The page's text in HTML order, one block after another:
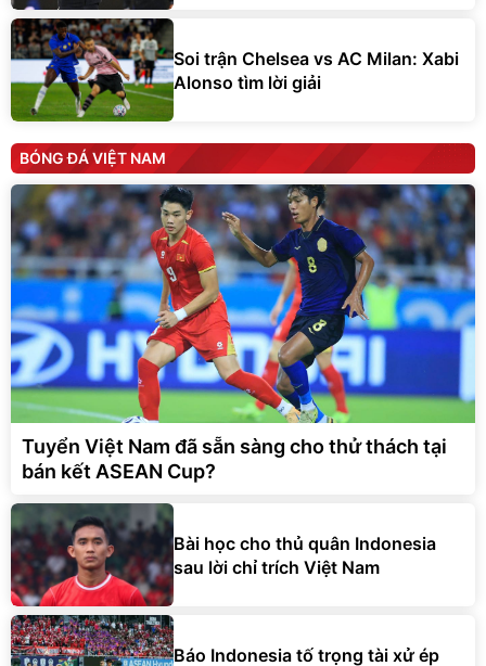
Soi trận Chelsea vs AC Milan: Xabi
Alonso tìm lời giải
BÓNG ĐÁ VIỆT NAM
Tuyển Việt Nam đã sẵn sàng cho thử thách tại
bán kết ASEAN Cup?
Bài học cho thủ quân Indonesia
sau lời chỉ trích Việt Nam
Báo Indonesia tố trọng tài xử ép